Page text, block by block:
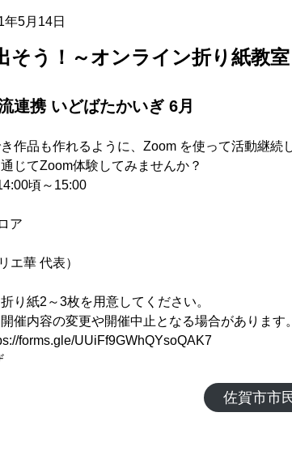
年5月14日
そう！～オンライン折り紙教室
連携 いどばたかいぎ 6月
作品も作れるように、Zoom を使って活動継
じてZoom体験してみませんか？
頃～15:00
ア
エ華 代表）
り紙2～3枚を用意してください。
催内容の変更や開催中止となる場合があります。
forms.gle/UUiFf9GWhQYsoQAK7
佐賀市市